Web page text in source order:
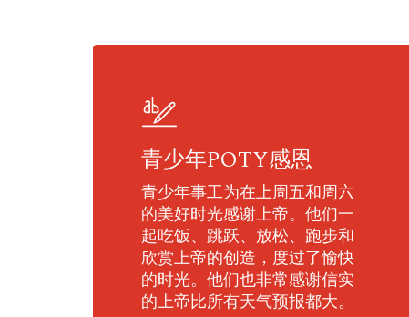
青少年POTY感恩
青少年事工为在上周五和周六
的美好时光感谢上帝。他们一
起吃饭、跳跃、放松、跑步和
欣赏上帝的创造，度过了愉快
的时光。他们也非常感谢信实
的上帝比所有天气预报都大。